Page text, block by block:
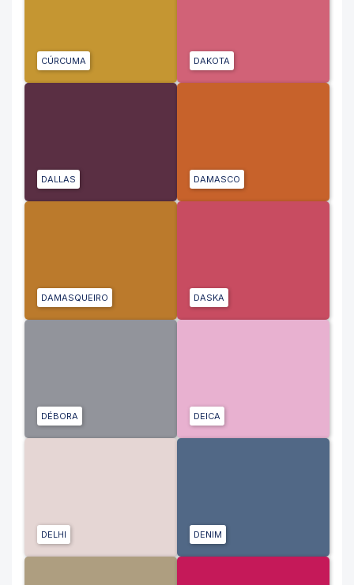
CÚRCUMA DAKOTA
DALLAS DAMASCO
DAMASQUEIRO DASKA
DÉBORA DEICA
DELHI DENIM